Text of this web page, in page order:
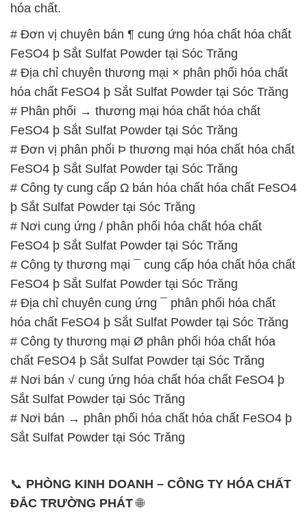
hóa chất.
# Đơn vị chuyên bán ¶ cung ứng hóa chất hóa chất
FeSO4 þ Sắt Sulfat Powder tại Sóc Trăng
# Địa chỉ chuyên thương mại × phân phối hóa chất
hóa chất FeSO4 þ Sắt Sulfat Powder tại Sóc Trăng
# Phân phối → thương mại hóa chất hóa chất
FeSO4 þ Sắt Sulfat Powder tại Sóc Trăng
# Đơn vị phân phối Þ thương mại hóa chất hóa chất
FeSO4 þ Sắt Sulfat Powder tại Sóc Trăng
# Công ty cung cấp Ω bán hóa chất hóa chất FeSO4
þ Sắt Sulfat Powder tại Sóc Trăng
# Nơi cung ứng / phân phối hóa chất hóa chất
FeSO4 þ Sắt Sulfat Powder tại Sóc Trăng
# Công ty thương mại ¯ cung cấp hóa chất hóa chất
FeSO4 þ Sắt Sulfat Powder tại Sóc Trăng
# Địa chỉ chuyên cung ứng ¯ phân phối hóa chất
hóa chất FeSO4 þ Sắt Sulfat Powder tại Sóc Trăng
# Công ty thương mại Ø phân phối hóa chất hóa
chất FeSO4 þ Sắt Sulfat Powder tại Sóc Trăng
# Nơi bán √ cung ứng hóa chất hóa chất FeSO4 þ
Sắt Sulfat Powder tại Sóc Trăng
# Nơi bán → phân phối hóa chất hóa chất FeSO4 þ
Sắt Sulfat Powder tại Sóc Trăng
📞 PHÒNG KINH DOANH – CÔNG TY HÓA CHẤT
ĐẮC TRƯỜNG PHÁT🌐